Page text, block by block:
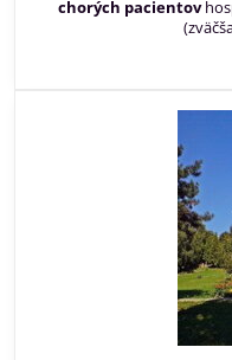
chorých pacientov